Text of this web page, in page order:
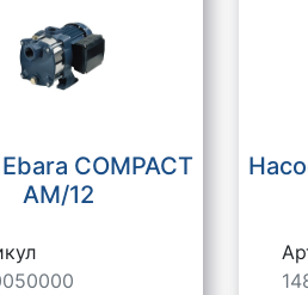
COMPACT
AM/12